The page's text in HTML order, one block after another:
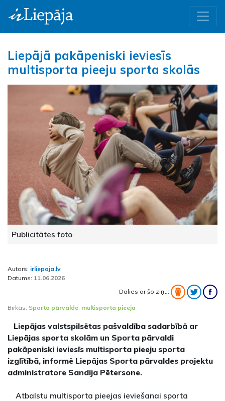
Liepājā pakāpeniski ieviesīs
multisporta pieeju sporta skolās
Publicitātes foto
Autors: irliepaja.lv
Datums: 11.06.2026
Dalies ar šo ziņu:
Birkas: Sporta pārvalde multisporta pieeja
Liepājas valstspilsētas pašvaldība sadarbībā ar
Liepājas sporta skolām un Sporta pārvaldi
pakāpeniski ieviesīs multisporta pieeju sporta
izglītībā, informē Liepājas Sporta pārvaldes projektu
administratore Sandija Pētersone.
Atbalstu multisporta pieejas ieviešanai sporta